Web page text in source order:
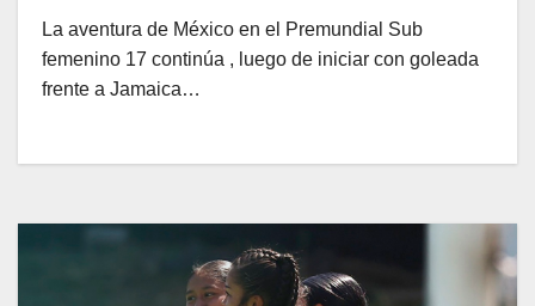
La aventura de México en el Premundial Sub
femenino 17 continúa , luego de iniciar con goleada
frente a Jamaica…